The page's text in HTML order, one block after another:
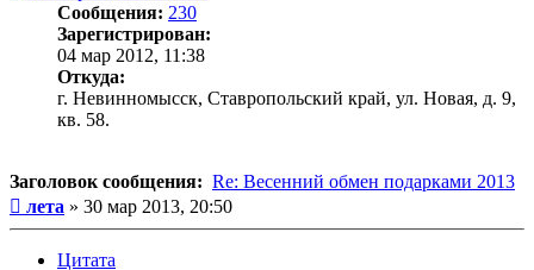
Сообщения: 230
Зарегистрирован:
04 мар 2012, 11:38
Откуда:
г. Невинномысск, Ставропольский край, ул. Новая, д. 9,
кв. 58.
Заголовок сообщения: Re: Весенний обмен подарками 2013
Сообщение
лета » 30 мар 2013, 20:50
Цитата